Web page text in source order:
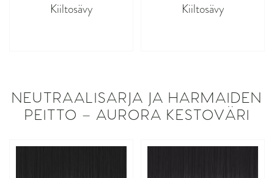
Kiiltosävy Kiiltosävy
NEUTRAALISARJA JA HARMAIDEN
PEITTO – AURORA KESTOVÄRI